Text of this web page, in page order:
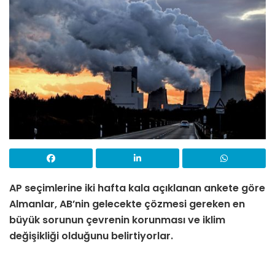
AP seçimlerine iki hafta kala açıklanan ankete göre
Almanlar, AB’nin gelecekte çözmesi gereken en
büyük sorunun çevrenin korunması ve iklim
değişikliği olduğunu belirtiyorlar.